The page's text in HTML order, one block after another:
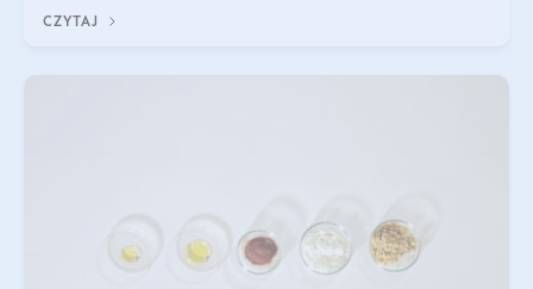
CZYTAJ